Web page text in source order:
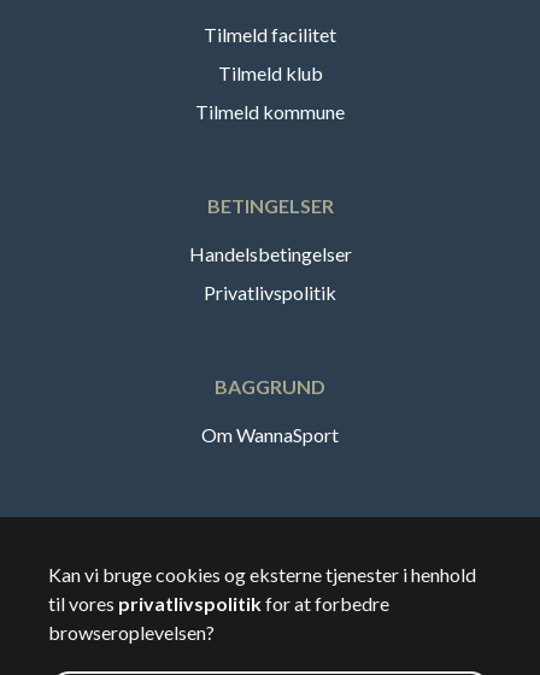
Tilmeld facilitet
Tilmeld klub
Tilmeld kommune
BETINGELSER
Handelsbetingelser
Privatlivspolitik
BAGGRUND
Om WannaSport
🇸🇪Sverige
Kan vi bruge cookies og eksterne tjenester i henhold
til vores privatlivspolitikfor at forbedre
browseroplevelsen?